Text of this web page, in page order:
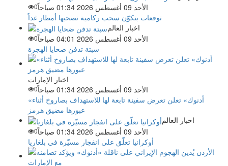
الأحد 09 أغسطس 2026 01:34 صباحاً
0
توقعات بتكوّن سحب ركامية تصحبها أمطار غداً
اخبار العالم
الأحد 09 أغسطس 2026 04:01 صباحاً
0
سبتة تدفن ضحايا الهجرة
اخبار الإمارات
الأحد 09 أغسطس 2026 01:34 صباحاً
0
«أدنوك» تعلن تعرض سفينة تابعة لها للاستهداف بصاروخ أثناء
عبورها مضيق هرمز
اخبار العالم
الأحد 09 أغسطس 2026 01:34 صباحاً
0
أوكرانيا تعلّق على انفجار مسيّرة في بلغاريا